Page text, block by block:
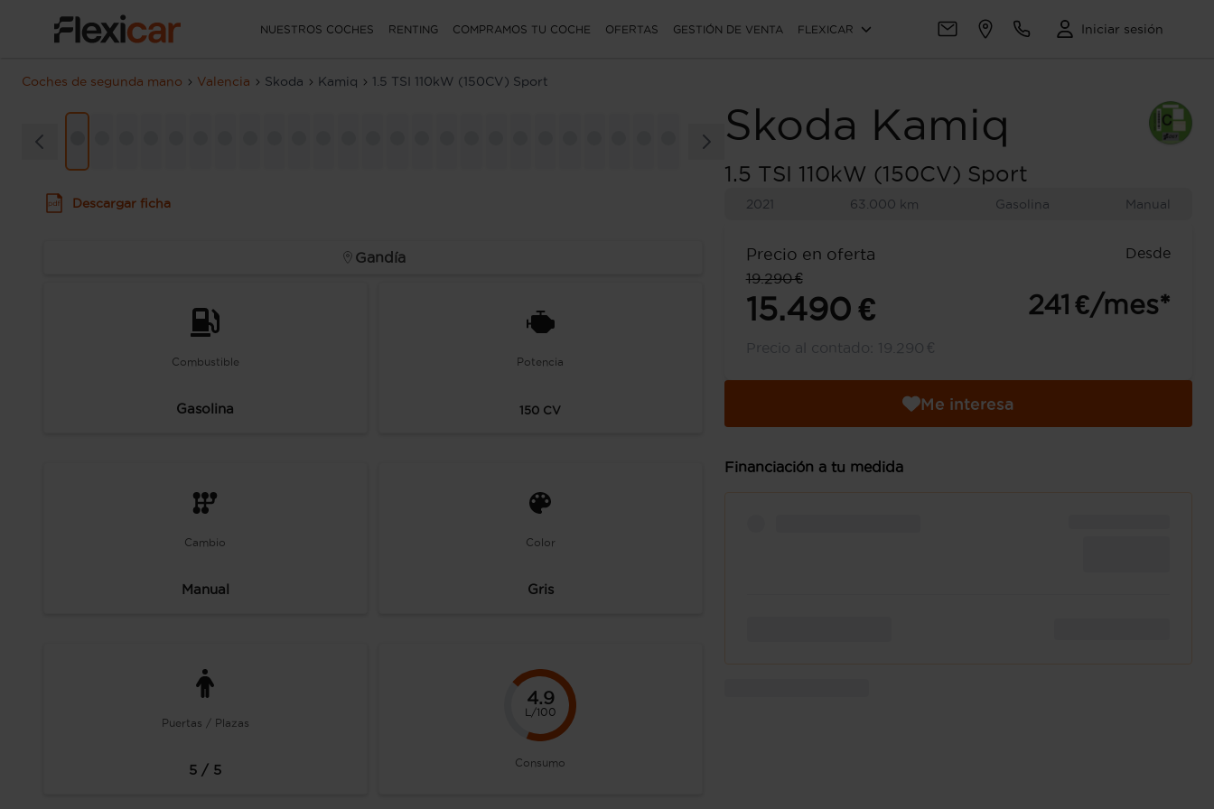
NUESTROS COCHES RENTING COMPRAMOS TU COCHE OFERTAS GESTIÓN DE VENTA FLEXICAR Iniciar sesión
Coches de segunda mano Valencia Skoda Kamiq 1.5 TSI 110kW (150CV) Sport
Skoda Kamiq
1.5 TSI 110kW (150CV) Sport
2021 63.000 km Gasolina Manual
Precio en oferta
Desde
19.290 €
15.490 € 241 €/mes*
Precio al contado: 19.290 €
Me interesa
Financiación a tu medida
Descargar ficha
Gandía
Combustible
Gasolina
Potencia
150 CV
Cambio
Manual
Color
Gris
Puertas / Plazas
5 / 5
4.9
L/100
Consumo